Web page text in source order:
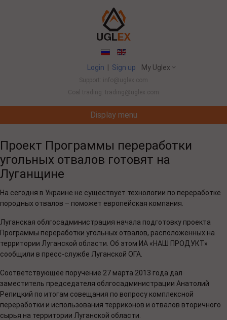
My Uglex
Login Sign up
Support: info@uglex.com
Coal trading: trading@uglex.com
Display menu
Проект Программы переработки
угольных отвалов готовят на
Луганщине
На сегодня в Украине не существует технологии по переработке
породных отвалов – поможет европейская компания.
Луганская облгосадминистрация начала подготовку проекта
Программы переработки угольных отвалов, расположенных на
территории Луганской области. Об этом ИА «НАШ ПРОДУКТ»
сообщили в пресс-службе Луганской ОГА.
Соответствующее поручение 27 марта 2013 года дал
заместитель председателя облгосадминистрации Анатолий
Репицкий по итогам совещания по вопросу комплексной
переработки и использования терриконов и отвалов вторичного
сырья на территории Луганской области.